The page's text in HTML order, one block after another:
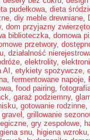
pudełkowa, dieta
, diy meble drewniane,
, dom przyjazny
biblioteczka, domowa
przetwory,
, działalność
, elektrolity,
AI , etykiety spożywcze,
, fermentowane napoje,
, food pairing,
, garaż podziemny,
, gotowanie rodzinne,
gravel , grillowanie
, gry zespołowe,
snu, higiena wzroku